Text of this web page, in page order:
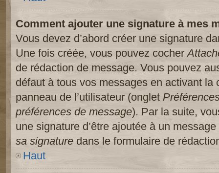
Comment ajouter une signature à mes
Vous devez d’abord créer une signature
Une fois créée, vous pouvez cocher
de rédaction de message. Vous pouvez
défaut à tous vos messages en activant la
panneau de l’utilisateur (onglet
préférences de message). Par la suite,
une signature d’être ajoutée à un
sa signature dans le formulaire de
Haut